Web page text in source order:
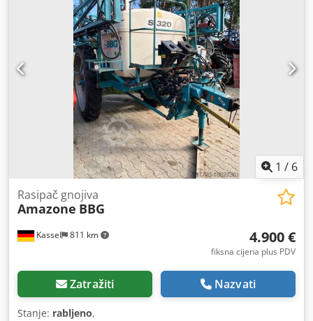
1 / 6
Kassel 811 km
Rasipač gnojiva
Amazone BBG
4.900 €
fiksna cijena plus PDV
Zatražiti Nazvati
Stanje: rabljeno,